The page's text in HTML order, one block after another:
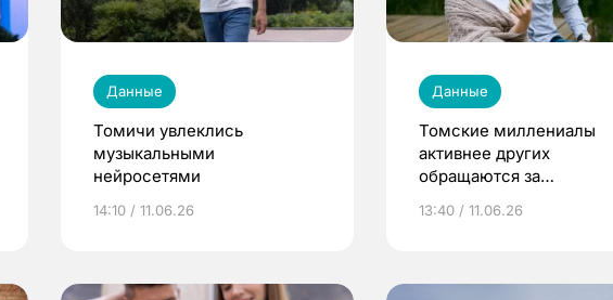
Данные
Томичи увлеклись
музыкальными
нейросетями
14:10 / 11.06.26
Данные
Томские миллениалы
активнее других
обращаются за
здоровья
13:40 / 11.06.26